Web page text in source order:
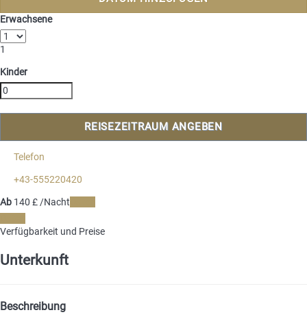
Erwachsene
1
Kinder
REISEZEITRAUM ANGEBEN
Telefon
+43-555220420
Ab 140 £/Nacht
Verfügbarkeit und Preise
Unterkunft
Beschreibung